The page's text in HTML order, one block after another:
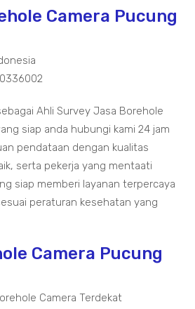
Camera Pucung
Ahli Survey Jasa Borehole
siap anda hubungi kami 24 jam
pendataan dengan kualitas
serta pekerja yang mentaati
siap memberi layanan terpercaya
peraturan kesehatan yang
Camera Pucung
Camera Terdekat